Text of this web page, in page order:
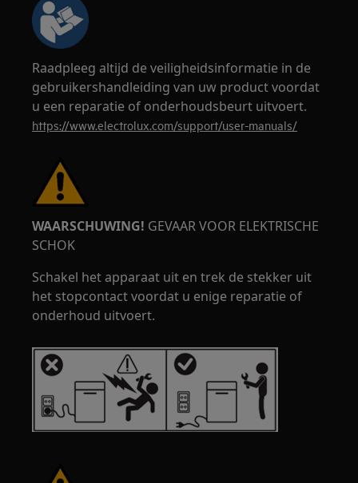
Raadpleeg altijd de veiligheidsinformatie in de
gebruikershandleiding van uw product voordat
u een reparatie of onderhoudsbeurt uitvoert.
https://www.electrolux.com/support/user-manuals/
WAARSCHUWING! GEVAAR VOOR ELEKTRISCHE
SCHOK
Schakel het apparaat uit en trek de stekker uit
het stopcontact voordat u enige reparatie of
onderhoud uitvoert.